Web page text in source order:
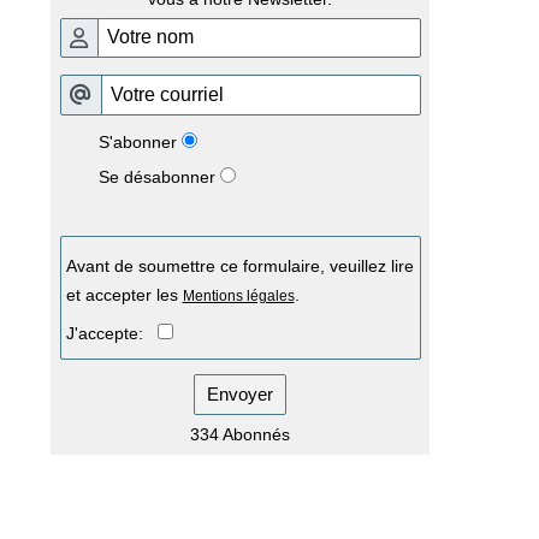
S'abonner
Se désabonner
Avant de soumettre ce formulaire, veuillez lire
et accepter les Mentions légales.
J'accepte:
Envoyer
334 Abonnés